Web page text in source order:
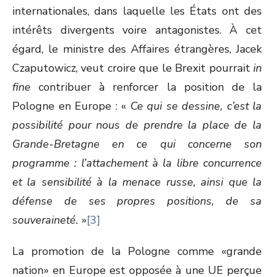
internationales, dans laquelle les États ont des
intérêts divergents voire antagonistes. À cet
égard, le ministre des Affaires étrangères, Jacek
Czaputowicz, veut croire que le Brexit pourrait in
fine contribuer à renforcer la position de la
Pologne en Europe : « Ce qui se dessine, c’est la
possibilité pour nous de prendre la place de la
Grande-Bretagne en ce qui concerne son
programme : l’attachement à la libre concurrence
et la sensibilité à la menace russe, ainsi que la
défense de ses propres positions, de sa
souveraineté. »[3]
La promotion de la Pologne comme «grande
nation» en Europe est opposée à une UE perçue